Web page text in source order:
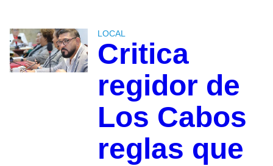
LOCAL
Critica
regidor de
Los Cabos
reglas que